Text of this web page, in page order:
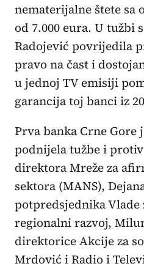
nematerijalne štete sa
od 7.000 eura. U tužbi
Radojević povrijedila
pravo na čast i
u jednoj TV emisiji
garancija toj banci iz
Prva banka Crne Gore
podnijela tužbe i
direktora Mreže za
sektora (MANS),
potpredsjednika
regionalni razvoj,
direktorice Akcije za
Mrdović i Radio i